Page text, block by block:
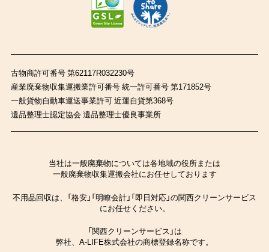
古物商許可番号 第62117R032230号
産業廃棄物収集運搬業許可番号 統一許可番号 第171852号
一般貨物自動車運送事業許可 近運自貨第368号
遺品整理士認定協会 遺品整理士優良事業所
当社は一般廃棄物については各地域の役所または
一般廃棄物収集運搬会社にお任せしております
不用品回収は、「格安」「明瞭会計」「即日対応」の関西クリーンサービス
にお任せください。
「関西クリーンサービス」は
弊社、A-LIFE株式会社の商標登録名称です。